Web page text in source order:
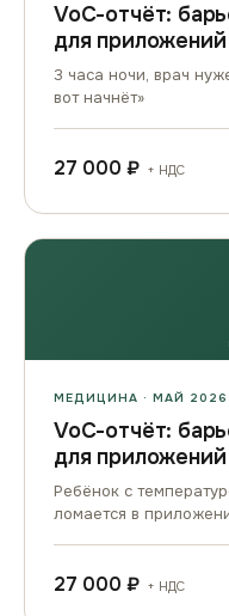
VoC-отчёт:
для
3 часа ночи, врач
вот начнёт»
27 000 ₽ + НДС
МЕДИЦИНА · МАЙ 2026
VoC-отчёт:
для приложений
Ребёнок с
ломается в
27 000 ₽ + НДС